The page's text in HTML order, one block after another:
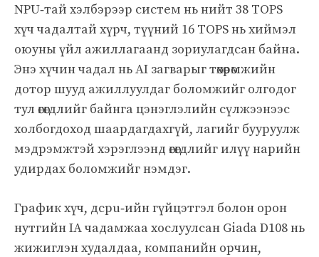
NPU‑тай хэлбэрээр систем нь нийт 38 TOPS
хүч чадалтай хүрч, түүний 16 TOPS нь хиймэл
оюуны үйл ажиллагаанд зориулагдсан байна.
Энэ хүчин чадал нь AI загварыг төхөөрөмжийн
дотор шууд ажиллуулдаг боломжийг олгодог
тул өгөгдлийг байнга цэнэглэлийн сүлжээнээс
холбогдоход шаардагдахгүй, лагийг бууруулж
мэдрэмжтэй хэрэглээнд өгөгдлийг илүү нарийн
удирдах боломжийг нэмдэг.
График хүч, дcpu‑ийн гүйцэтгэл болон орон
нутгийн IA чадамжаа хослуулсан Giada D108 нь
жижиглэн худалдаа, компанийн орчин,